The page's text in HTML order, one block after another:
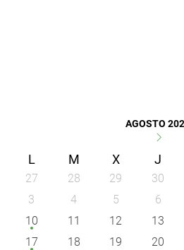
AGOSTO
L M X J
27 28 29 30
3
4 5 6
10
11 12 13
17
18 19 20